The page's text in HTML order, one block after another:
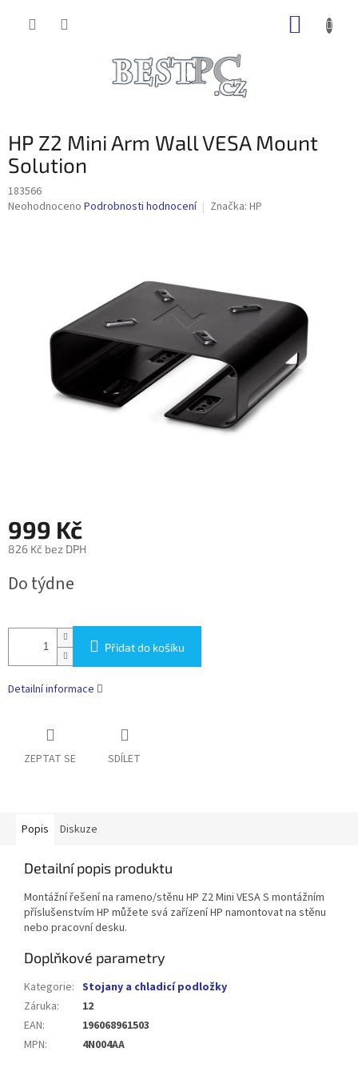
HP Z2 Mini Arm Wall VESA Mount
Solution
183566
Průměrné
Neohodnoceno Podrobnosti hodnocení Značka: HP
999 Kč
826 Kč bez DPH
cena:
Do týdne
Přidat do košíku
Detailní informace
ZEPTAT SE SDÍLET
Popis Diskuze
Detailní popis produktu
Montážní řešení na rameno/stěnu HP Z2 Mini VESA S montážním
příslušenstvím HP můžete svá zařízení HP namontovat na stěnu
nebo pracovní desku.
Doplňkové parametry
Kategorie: Stojany a chladicí podložky
Záruka:
12
EAN:
196068961503
MPN: 4N004AA